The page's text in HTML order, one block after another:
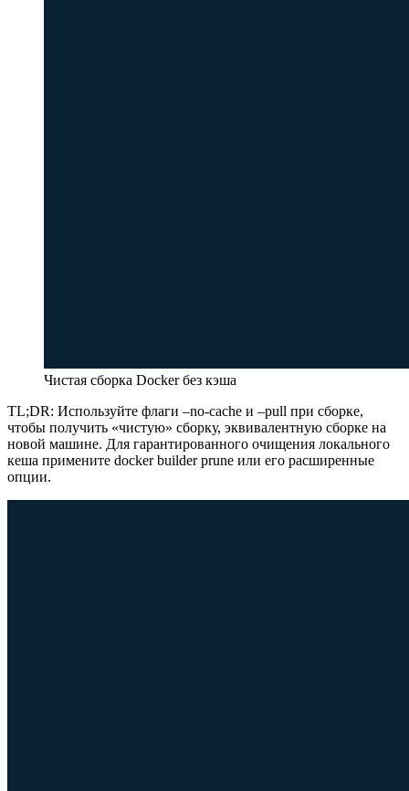
Чистая сборка Docker без кэша
TL;DR: Используйте флаги –no-cache и –pull при сборке,
чтобы получить «чистую» сборку, эквивалентную сборке на
новой машине. Для гарантированного очищения локального
кеша примените docker builder prune или его расширенные
опции.